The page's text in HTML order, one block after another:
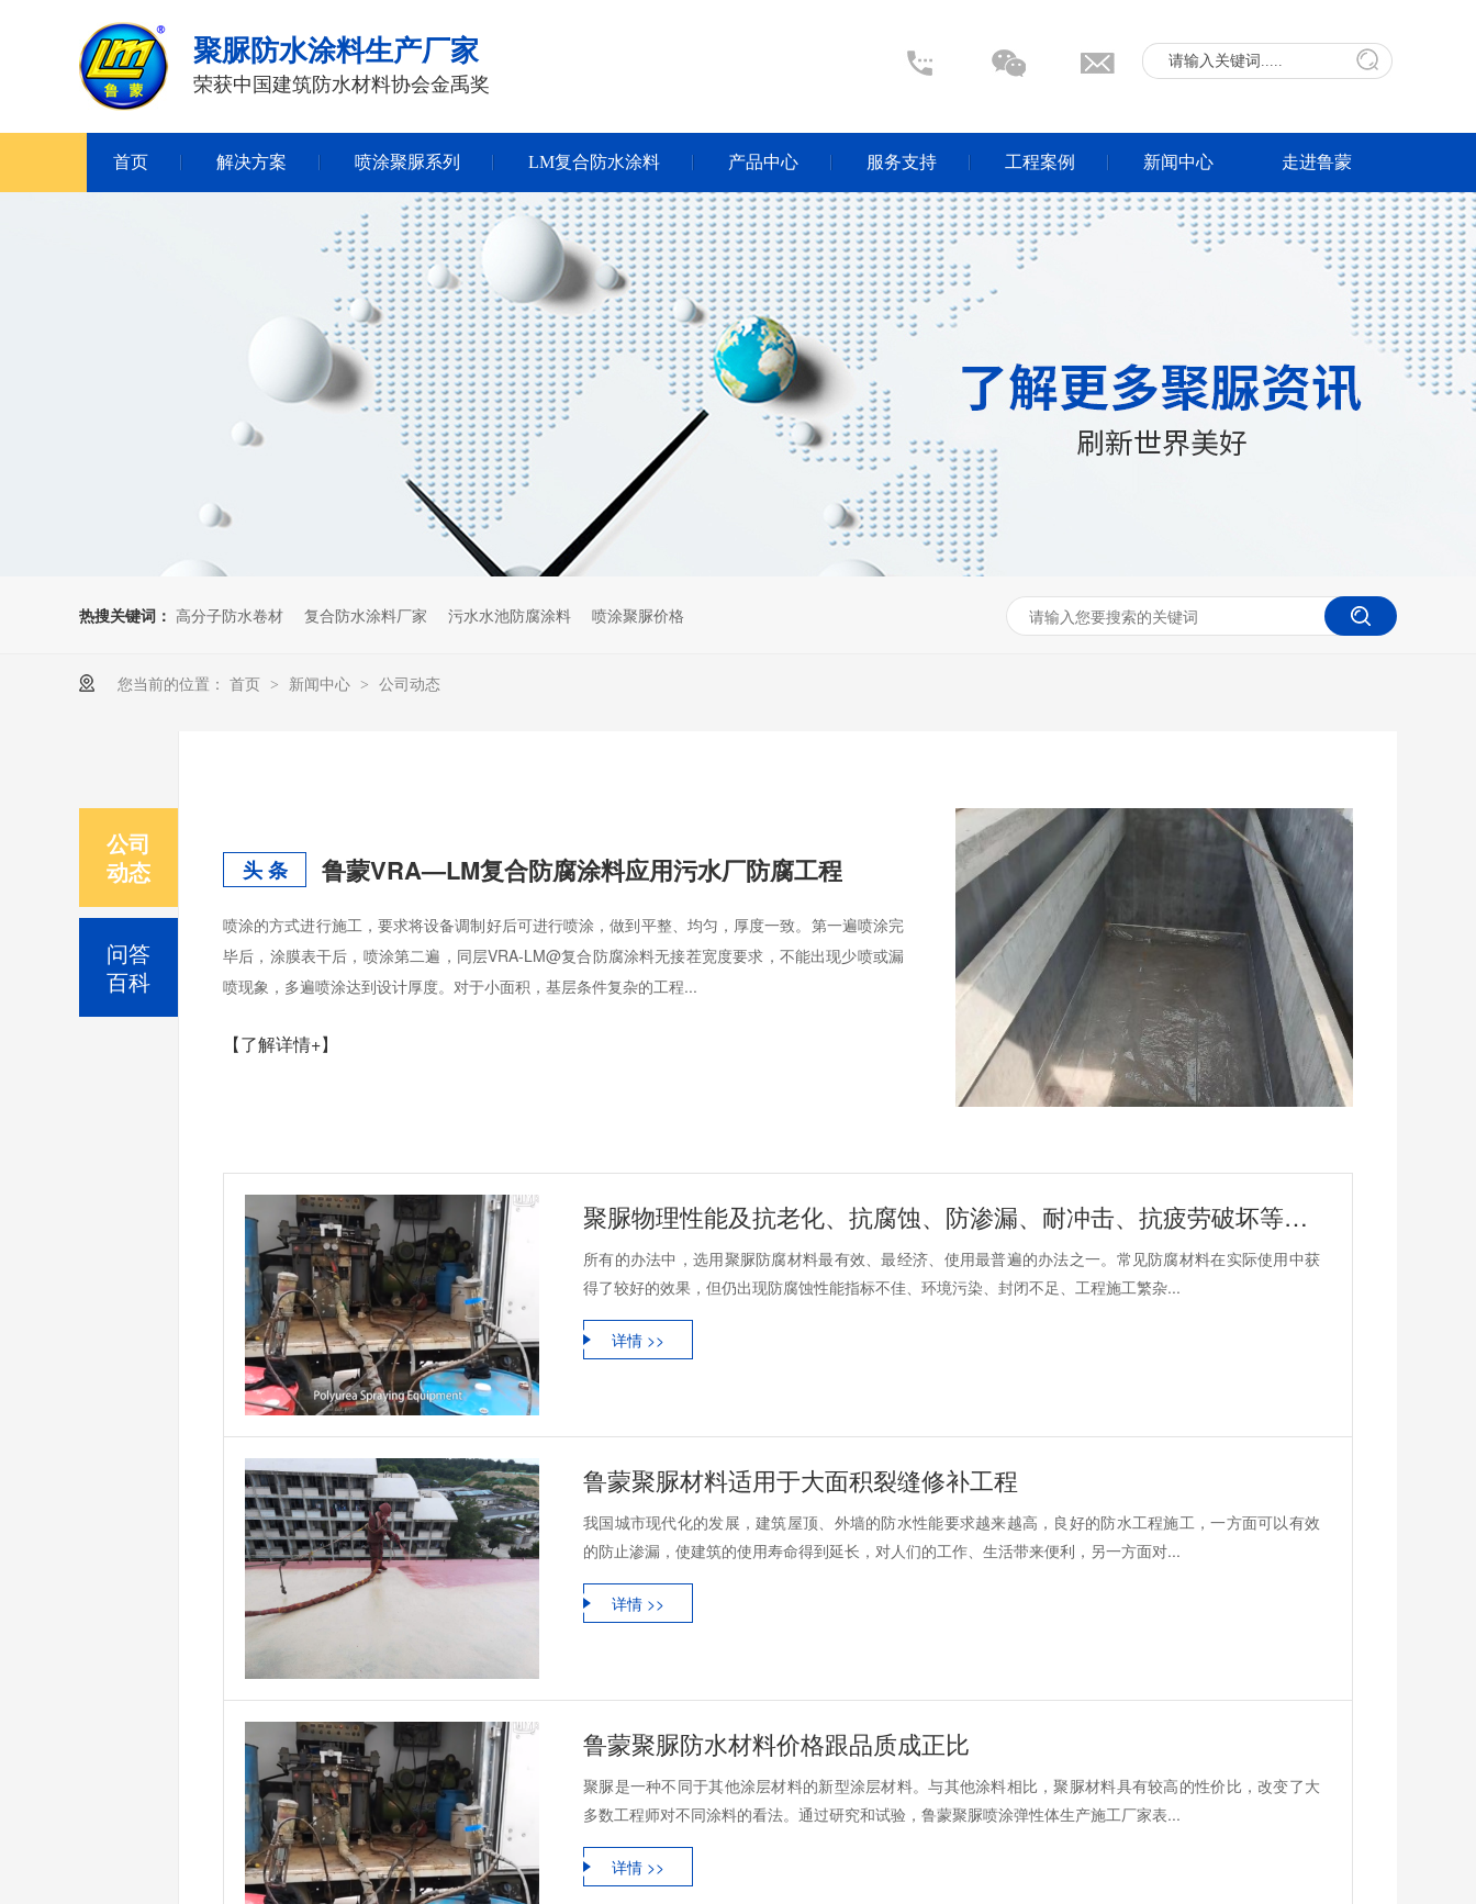
聚脲防水涂料生产厂家
荣获中国建筑防水材料协会金禹奖
首页 解决方案 喷涂聚脲系列 LM复合防水涂料 产品中心 服务支持 工程案例 新闻中心 走进鲁蒙
热搜关键词： 高分子防水卷材 复合防水涂料厂家 污水水池防腐涂料 喷涂聚脲价格
您当前的位置： 首页 > 新闻中心 > 公司动态
头 条 鲁蒙VRA—LM复合防腐涂料应用污水厂防腐工程
喷涂的方式进行施工，要求将设备调制好后可进行喷涂，做到平整、均匀，厚度一致。第一遍喷涂完
毕后，涂膜表干后，喷涂第二遍，同层VRA-LM@复合防腐涂料无接茬宽度要求，不能出现少喷或漏
喷现象，多遍喷涂达到设计厚度。对于小面积，基层条件复杂的工程...
【了解详情+】
聚脲物理性能及抗老化、抗腐蚀、防渗漏、耐冲击、抗疲劳破坏等物理性能指标高
所有的办法中，选用聚脲防腐材料最有效、最经济、使用最普遍的办法之一。常见防腐材料在实际使用中获
得了较好的效果，但仍出现防腐蚀性能指标不佳、环境污染、封闭不足、工程施工繁杂...
详情 >>
鲁蒙聚脲材料适用于大面积裂缝修补工程
我国城市现代化的发展，建筑屋顶、外墙的防水性能要求越来越高，良好的防水工程施工，一方面可以有效
的防止渗漏，使建筑的使用寿命得到延长，对人们的工作、生活带来便利，另一方面对...
详情 >>
鲁蒙聚脲防水材料价格跟品质成正比
聚脲是一种不同于其他涂层材料的新型涂层材料。与其他涂料相比，聚脲材料具有较高的性价比，改变了大
多数工程师对不同涂料的看法。通过研究和试验，鲁蒙聚脲喷涂弹性体生产施工厂家表...
详情 >>
公司
动态
问答
百科